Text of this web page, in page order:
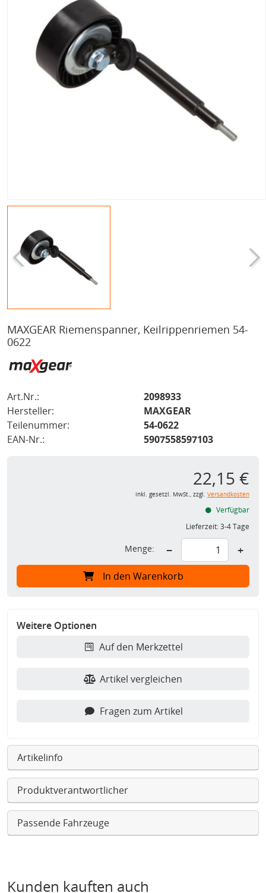
MAXGEAR Riemenspanner, Keilrippenriemen 54-
0622
Art.Nr.:
2098933
Hersteller:
MAXGEAR
Teilenummer:
54-0622
EAN-Nr.:
5907558597103
22,15 €
inkl. gesetzl. MwSt., zzgl. Versandkosten
Verfügbar
Lieferzeit:3-4 Tage
Menge: − +
In den Warenkorb
Weitere Optionen
Auf den Merkzettel
Artikel vergleichen
Fragen zum Artikel
Artikelinfo
Produktverantwortlicher
Passende Fahrzeuge
Kunden kauften auch